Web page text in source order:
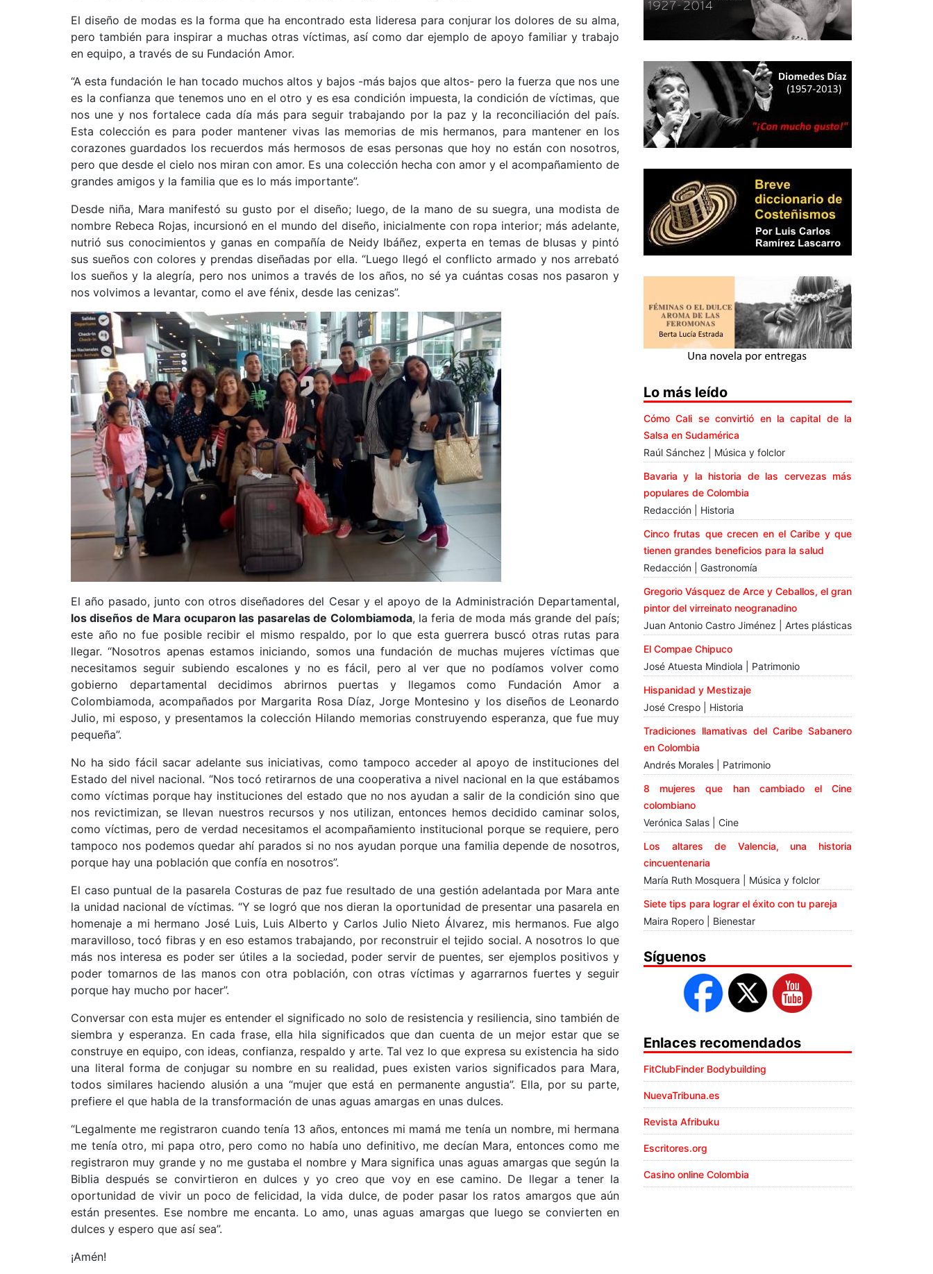
El diseño de modas es la forma que ha encontrado esta lideresa para conjurar los dolores de su alma,
pero también para inspirar a muchas otras víctimas, así como dar ejemplo de apoyo familiar y trabajo
en equipo, a través de su Fundación Amor.
“A esta fundación le han tocado muchos altos y bajos -más bajos que altos- pero la fuerza que nos une
es la confianza que tenemos uno en el otro y es esa condición impuesta, la condición de víctimas, que
nos une y nos fortalece cada día más para seguir trabajando por la paz y la reconciliación del país.
Esta colección es para poder mantener vivas las memorias de mis hermanos, para mantener en los
corazones guardados los recuerdos más hermosos de esas personas que hoy no están con nosotros,
pero que desde el cielo nos miran con amor. Es una colección hecha con amor y el acompañamiento de
grandes amigos y la familia que es lo más importante”.
Desde niña, Mara manifestó su gusto por el diseño; luego, de la mano de su suegra, una modista de
nombre Rebeca Rojas, incursionó en el mundo del diseño, inicialmente con ropa interior; más adelante,
nutrió sus conocimientos y ganas en compañía de Neidy Ibáñez, experta en temas de blusas y pintó
sus sueños con colores y prendas diseñadas por ella. “Luego llegó el conflicto armado y nos arrebató
los sueños y la alegría, pero nos unimos a través de los años, no sé ya cuántas cosas nos pasaron y
nos volvimos a levantar, como el ave fénix, desde las cenizas”.
El año pasado, junto con otros diseñadores del Cesar y el apoyo de la Administración Departamental,
los diseños de Mara ocuparon las pasarelas de Colombiamoda, la feria de moda más grande del país;
este año no fue posible recibir el mismo respaldo, por lo que esta guerrera buscó otras rutas para
llegar. “Nosotros apenas estamos iniciando, somos una fundación de muchas mujeres víctimas que
necesitamos seguir subiendo escalones y no es fácil, pero al ver que no podíamos volver como
gobierno departamental decidimos abrirnos puertas y llegamos como Fundación Amor a
Colombiamoda, acompañados por Margarita Rosa Díaz, Jorge Montesino y los diseños de Leonardo
Julio, mi esposo, y presentamos la colección Hilando memorias construyendo esperanza, que fue muy
pequeña”.
No ha sido fácil sacar adelante sus iniciativas, como tampoco acceder al apoyo de instituciones del
Estado del nivel nacional. “Nos tocó retirarnos de una cooperativa a nivel nacional en la que estábamos
como víctimas porque hay instituciones del estado que no nos ayudan a salir de la condición sino que
nos revictimizan, se llevan nuestros recursos y nos utilizan, entonces hemos decidido caminar solos,
como víctimas, pero de verdad necesitamos el acompañamiento institucional porque se requiere, pero
tampoco nos podemos quedar ahí parados si no nos ayudan porque una familia depende de nosotros,
porque hay una población que confía en nosotros”.
El caso puntual de la pasarela Costuras de paz fue resultado de una gestión adelantada por Mara ante
la unidad nacional de víctimas. “Y se logró que nos dieran la oportunidad de presentar una pasarela en
homenaje a mi hermano José Luis, Luis Alberto y Carlos Julio Nieto Álvarez, mis hermanos. Fue algo
maravilloso, tocó fibras y en eso estamos trabajando, por reconstruir el tejido social. A nosotros lo que
más nos interesa es poder ser útiles a la sociedad, poder servir de puentes, ser ejemplos positivos y
poder tomarnos de las manos con otra población, con otras víctimas y agarrarnos fuertes y seguir
porque hay mucho por hacer”.
Conversar con esta mujer es entender el significado no solo de resistencia y resiliencia, sino también de
siembra y esperanza. En cada frase, ella hila significados que dan cuenta de un mejor estar que se
construye en equipo, con ideas, confianza, respaldo y arte. Tal vez lo que expresa su existencia ha sido
una literal forma de conjugar su nombre en su realidad, pues existen varios significados para Mara,
todos similares haciendo alusión a una “mujer que está en permanente angustia”. Ella, por su parte,
prefiere el que habla de la transformación de unas aguas amargas en unas dulces.
“Legalmente me registraron cuando tenía 13 años, entonces mi mamá me tenía un nombre, mi hermana
me tenía otro, mi papa otro, pero como no había uno definitivo, me decían Mara, entonces como me
registraron muy grande y no me gustaba el nombre y Mara significa unas aguas amargas que según la
Biblia después se convirtieron en dulces y yo creo que voy en ese camino. De llegar a tener la
oportunidad de vivir un poco de felicidad, la vida dulce, de poder pasar los ratos amargos que aún
están presentes. Ese nombre me encanta. Lo amo, unas aguas amargas que luego se convierten en
dulces y espero que así sea”.
¡Amén!
Lo más leído
Cómo Cali se convirtió en la capital de la
Salsa en Sudamérica
Raúl Sánchez | Música y folclor
Bavaria y la historia de las cervezas más
populares de Colombia
Redacción | Historia
Cinco frutas que crecen en el Caribe y que
tienen grandes beneficios para la salud
Redacción | Gastronomía
Gregorio Vásquez de Arce y Ceballos, el gran
pintor del virreinato neogranadino
Juan Antonio Castro Jiménez | Artes plásticas
El Compae Chipuco
José Atuesta Mindiola | Patrimonio
Hispanidad y Mestizaje
José Crespo | Historia
Tradiciones llamativas del Caribe Sabanero
en Colombia
Andrés Morales | Patrimonio
8 mujeres que han cambiado el Cine
colombiano
Verónica Salas | Cine
Los altares de Valencia, una historia
cincuentenaria
María Ruth Mosquera | Música y folclor
Siete tips para lograr el éxito con tu pareja
Maira Ropero | Bienestar
Síguenos
Enlaces recomendados
FitClubFinder Bodybuilding
NuevaTribuna.es
Revista Afribuku
Escritores.org
Casino online Colombia